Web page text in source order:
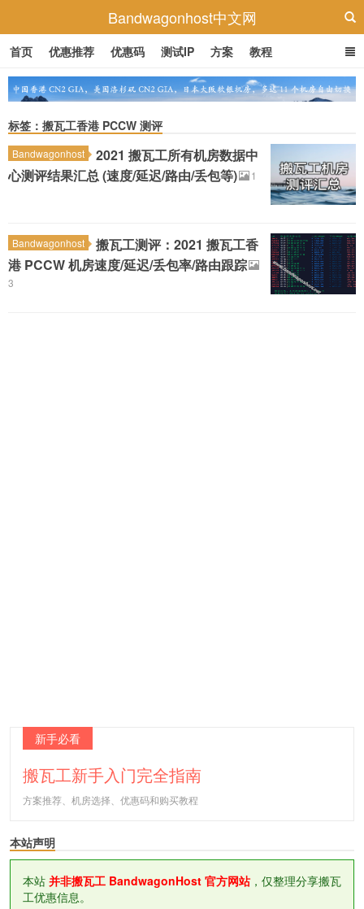
Bandwagonhost中文网
首页 优惠推荐 优惠码 测试IP 方案 教程
标签：搬瓦工香港 PCCW 测评
Bandwagonhost
2021 搬瓦工所有机房数据中
心测评结果汇总 (速度/延迟/路由/丢包等)
1
Bandwagonhost
搬瓦工测评：2021 搬瓦工香
港 PCCW 机房速度/延迟/丢包率/路由跟踪
3
新手必看
搬瓦工新手入门完全指南
方案推荐、机房选择、优惠码和购买教程
本站声明
本站 并非搬瓦工 BandwagonHost 官方网站，仅整理分享搬瓦
工优惠信息。